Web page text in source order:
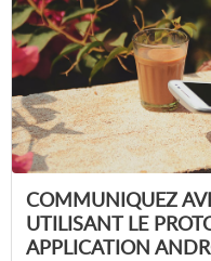
COMMUNIQUEZ
UTILISANT LE
APPLICATION